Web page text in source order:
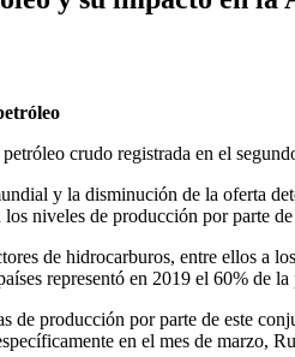
crudo registrada en el
y la disminución de la oferta
niveles de producción por parte
de hidrocarburos, entre ellos
representó en 2019 el 60% de
de producción por parte de este
en el mes de marzo,